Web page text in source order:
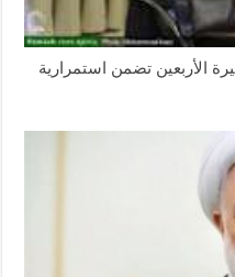
الأربعين تضمن استمرارية